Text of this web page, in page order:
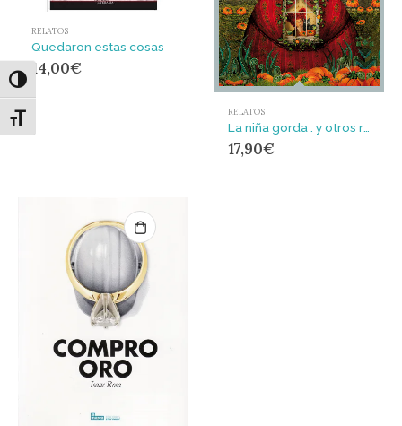
Alternar alto contraste
Alternar tamaño de letra
RELATOS
Quedaron estas cosas
14,00€
RELATOS
La niña gorda : y otros relatos inquietantes
17,90€